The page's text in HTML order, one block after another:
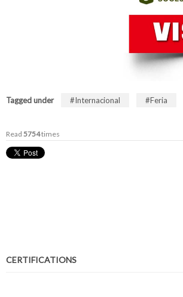
Tagged under Internacional Feria
Read 5754times
CERTIFICATIONS